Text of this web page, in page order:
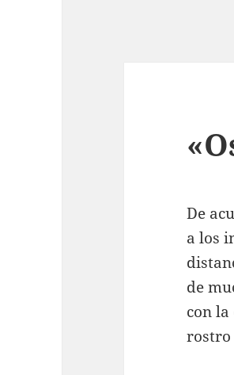
De
a los
de
con la
rostro